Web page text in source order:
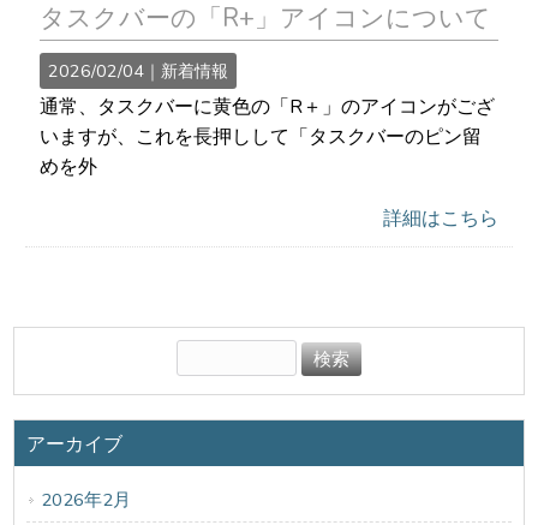
タスクバーの「R+」アイコンについて
2026/02/04｜新着情報
通常、タスクバーに黄色の「R＋」のアイコンがござ
いますが、これを長押しして「タスクバーのピン留
めを外
詳細はこちら
アーカイブ
2026年2月